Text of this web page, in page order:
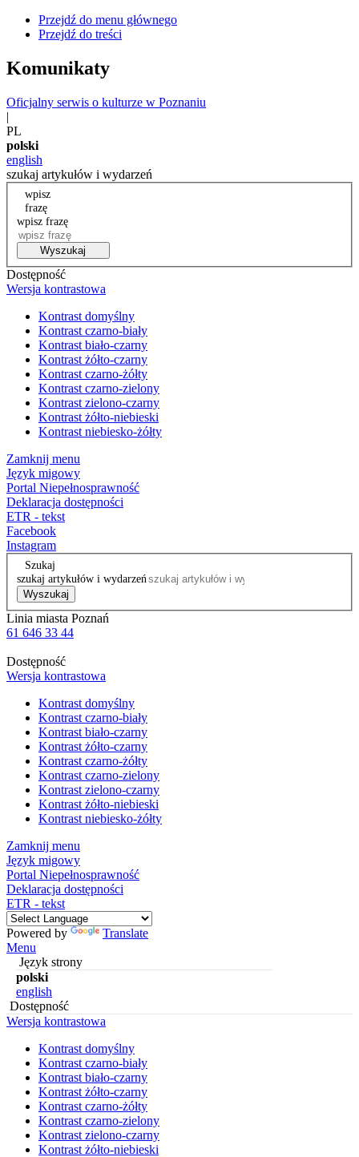
Przejdź do menu głównego
Przejdź do treści
Komunikaty
Oficjalny serwis o kulturze w Poznaniu
|
PL
polski
english
szukaj artykułów i wydarzeń
wpisz
frazę
wpisz frazę
Wyszukaj
Dostępność
Wersja kontrastowa
Kontrast domyślny
Kontrast czarno-biały
Kontrast biało-czarny
Kontrast żółto-czarny
Kontrast czarno-żółty
Kontrast czarno-zielony
Kontrast zielono-czarny
Kontrast żółto-niebieski
Kontrast niebiesko-żółty
Zamknij menu
Język migowy
Portal Niepełnosprawność
Deklaracja dostępności
ETR - tekst
Facebook
Instagram
Szukaj
szukaj artykułów i wydarzeń
Wyszukaj
Linia miasta Poznań
61 646 33 44
Dostępność
Wersja kontrastowa
Kontrast domyślny
Kontrast czarno-biały
Kontrast biało-czarny
Kontrast żółto-czarny
Kontrast czarno-żółty
Kontrast czarno-zielony
Kontrast zielono-czarny
Kontrast żółto-niebieski
Kontrast niebiesko-żółty
Zamknij menu
Język migowy
Portal Niepełnosprawność
Deklaracja dostępności
ETR - tekst
Powered by
Translate
Menu
Język strony
polski
english
Dostępność
Wersja kontrastowa
Kontrast domyślny
Kontrast czarno-biały
Kontrast biało-czarny
Kontrast żółto-czarny
Kontrast czarno-żółty
Kontrast czarno-zielony
Kontrast zielono-czarny
Kontrast żółto-niebieski